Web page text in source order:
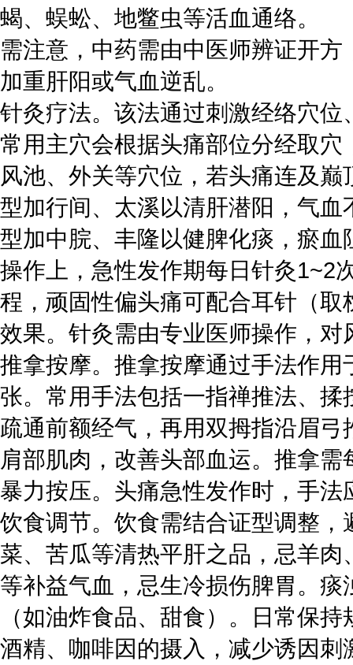
蝎、蜈蚣、地鳖虫等活血通络。
需注意，中药需由中医师辨证开
加重肝阳或气血逆乱。
针灸疗法。该法通过刺激经络穴
常用主穴会根据头痛部位分经取
风池、外关等穴位，若头痛连及
型加行间、太溪以清肝潜阳，气
型加中脘、丰隆以健脾化痰，瘀
操作上，急性发作期每日针灸1~2
程，顽固性偏头痛可配合耳针（
效果。针灸需由专业医师操作，
推拿按摩。推拿按摩通过手法作
张。常用手法包括一指禅推法、
疏通前额经气，再用双拇指沿眉
肩部肌肉，改善头部血运。推拿
暴力按压。头痛急性发作时，手
饮食调节。饮食需结合证型调整
菜、苦瓜等清热平肝之品，忌羊
等补益气血，忌生冷损伤脾胃。
（如油炸食品、甜食）。日常保
酒精、咖啡因的摄入，减少诱因